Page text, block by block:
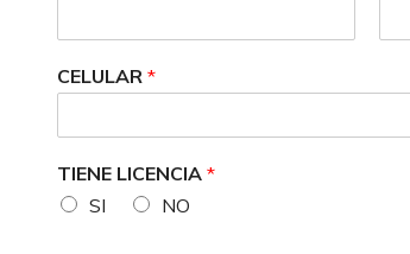
CELULAR *
TIENE LICENCIA *
SI
NO